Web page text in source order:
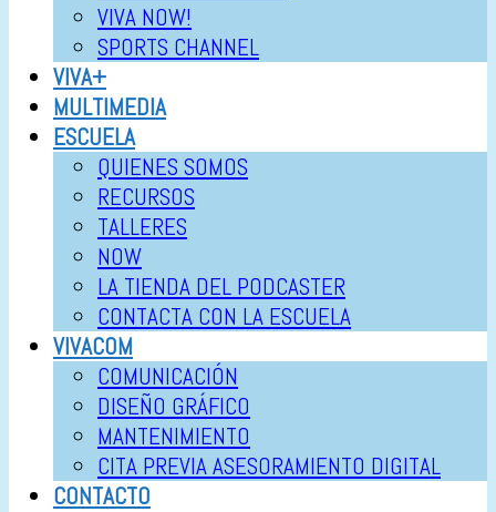
VIVA NOW!
SPORTS CHANNEL
VIVA+
MULTIMEDIA
ESCUELA
QUIENES SOMOS
RECURSOS
TALLERES
NOW
LA TIENDA DEL PODCASTER
CONTACTA CON LA ESCUELA
VIVACOM
COMUNICACIÓN
DISEÑO GRÁFICO
MANTENIMIENTO
CITA PREVIA ASESORAMIENTO DIGITAL
CONTACTO